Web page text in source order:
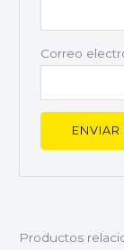
Correo
Productos